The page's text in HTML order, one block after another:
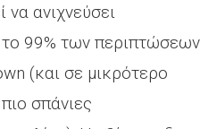
να ανιχνεύσει
99% των περιπτώσεων
(και σε μικρότερο
σπάνιες